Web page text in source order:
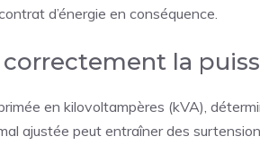
d’énergie en conséquence.
la
en kilovoltampères (kVA),
ajustée peut entraîner des